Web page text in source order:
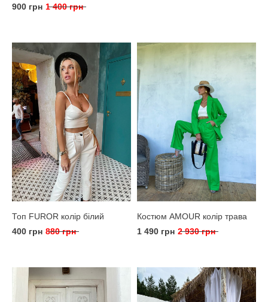
900 грн 1 400 грн
Топ FUROR колір білий
400 грн 880 грн
Костюм AMOUR колір трава
1 490 грн 2 930 грн